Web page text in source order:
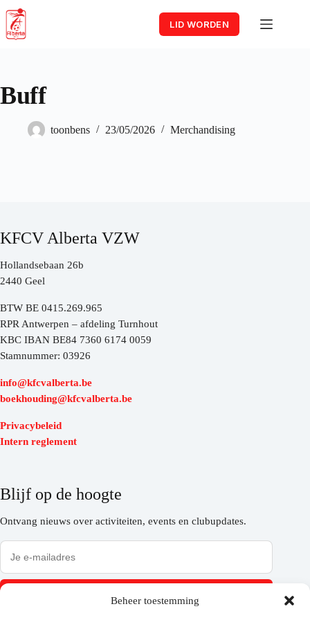
Beheer toestemming
content
LID WORDEN
Buff
toonbens 23/05/2026 Merchandising
KFCV Alberta VZW
Hollandsebaan 26b
2440 Geel
BTW BE 0415.269.965
RPR Antwerpen – afdeling Turnhout
KBC IBAN BE84 7360 6174 0059
Stamnummer: 03926
info@kfcvalberta.be
boekhouding@kfcvalberta.be
Privacybeleid
Intern reglement
Blijf op de hoogte
Ontvang nieuws over activiteiten, events en clubupdates.
Inschrijven